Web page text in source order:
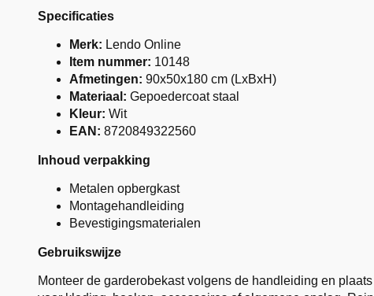
Specificaties
Merk: Lendo Online
Item nummer: 10148
Afmetingen: 90x50x180 cm (LxBxH)
Materiaal: Gepoedercoat staal
Kleur: Wit
EAN: 8720849322560
Inhoud verpakking
Metalen opbergkast
Montagehandleiding
Bevestigingsmaterialen
Gebruikswijze
Monteer de garderobekast volgens de handleiding en